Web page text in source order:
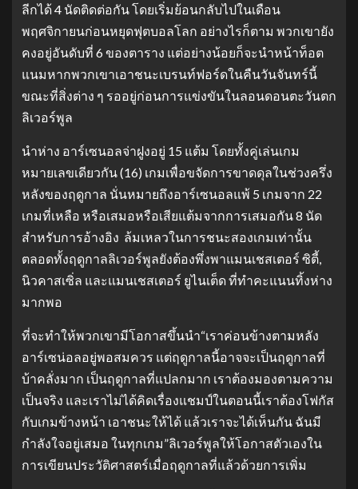
ลีกได้ 4 นัดติดต่อกัน โดยเริ่มย้อนกลับไปในเดือน
พฤศจิกายนก่อนหยุดฟุตบอลโลก อย่างไรก็ตาม พวกเขายัง
คงอยู่อันดับที่ 6 ของตาราง แต่อย่างน้อยก็จะนำหน้าท็อต
แนมหากพวกเขาเอาชนะเบรนท์ฟอร์ดในคืนวันจันทร์นี้
ขณะที่สิ่งต่าง ๆ รออยู่ก่อนการแข่งขันในลอนดอนตะวันตก
ลิเวอร์พูล
นำห่าง อาร์เซนอลจ่าฝูงอยู่ 15 แต้ม โดยทั้งคู่เล่นเกม
หมายเลขเดียวกัน (16) เกมเพื่อขจัดการขาดดุลในช่วงครึ่ง
หลังของฤดูกาล นั่นหมายถึงอาร์เซนอลแพ้ 5 เกมจาก 22
เกมที่เหลือ หรือเสมอหรือเสียแต้มจากการเสมอกัน 8 นัด
สำหรับการอ้างอิง ล้มเหลวในการชนะสองเกมเท่านั้น
ตลอดทั้งฤดูกาลลิเวอร์พูลยังต้องพึ่งพาแมนเชสเตอร์ ซิตี้,
นิวคาสเซิ่ล และแมนเชสเตอร์ ยูไนเต็ด ที่ทำคะแนนทิ้งห่าง
มากพอ
ที่จะทำให้พวกเขามีโอกาสขึ้นนำ“เราค่อนข้างตามหลัง
อาร์เซน่อลอยู่พอสมควร แต่ฤดูกาลนี้อาจจะเป็นฤดูกาลที่
บ้าคลั่งมาก เป็นฤดูกาลที่แปลกมาก เราต้องมองตามความ
เป็นจริง และเราไม่ได้คิดเรื่องแชมป์ในตอนนี้เราต้องโฟกัส
กับเกมข้างหน้า เอาชนะให้ได้ แล้วเราจะได้เห็นกัน ฉันมี
กำลังใจอยู่เสมอ ในทุกเกม”ลิเวอร์พูลให้โอกาสตัวเองใน
การเขียนประวัติศาสตร์เมื่อฤดูกาลที่แล้วด้วยการเพิ่ม